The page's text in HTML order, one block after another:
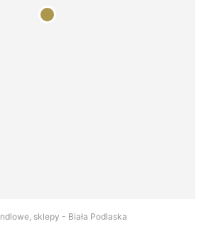
sklepy - Biała Podlaska